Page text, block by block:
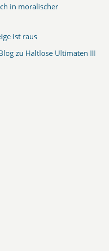
in moralischer
ist raus
zu Haltlose Ultimaten III